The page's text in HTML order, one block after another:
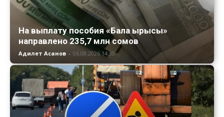
На выплату пособия «Бала ырысы»
направлено 235,7 млн сомов
Адилет Асанов - 06.08.2026 14:30